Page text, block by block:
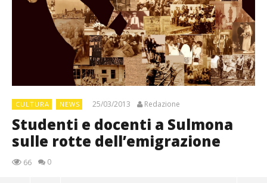
CULTURA NEWS 25/03/2013 Redazione
Studenti e docenti a Sulmona
sulle rotte dell’emigrazione
66 0